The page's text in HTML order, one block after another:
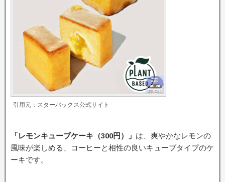
引用元：スターバックス公式サイト
「レモンキューブケーキ（300円）」 は、爽やかなレモンの
風味が楽しめる、コーヒーと相性の良いキューブタイプのケ
ーキです。